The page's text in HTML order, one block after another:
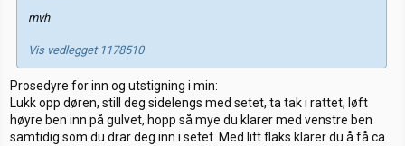
mvh
Vis vedlegget 1178510
Prosedyre for inn og utstigning i min:
Lukk opp døren, still deg sidelengs med setet, ta tak i rattet, løft
høyre ben inn på gulvet, hopp så mye du klarer med venstre ben
samtidig som du drar deg inn i setet. Med litt flaks klarer du å få ca.